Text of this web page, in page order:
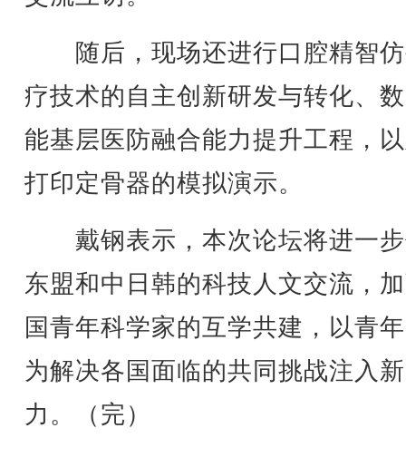
随后，现场还进行口腔精智
疗技术的自主创新研发与转化、
能基层医防融合能力提升工程，
打印定骨器的模拟演示。
戴钢表示，本次论坛将进一
东盟和中日韩的科技人文交流，
国青年科学家的互学共建，以青
为解决各国面临的共同挑战注入
力。（完）